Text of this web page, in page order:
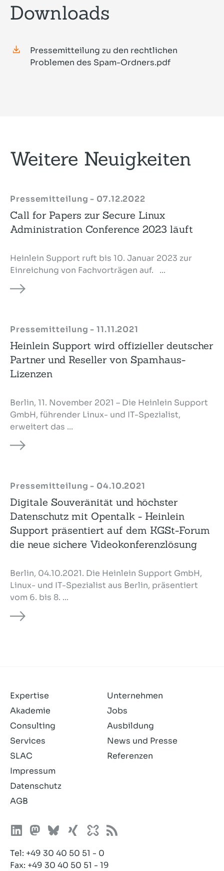
Downloads
Pressemitteilung zu den rechtlichen
Problemen des Spam-Ordners.pdf
Weitere Neuigkeiten
Pressemitteilung - 07.12.2022
Call for Papers zur Secure Linux
Administration Conference 2023 läuft
Heinlein Support ruft bis 10. Januar 2023 zur
Einreichung von Fachvorträgen auf. ...
Pressemitteilung - 11.11.2021
Heinlein Support wird offizieller deutscher
Partner und Reseller von Spamhaus-
Lizenzen
Berlin, 11. November 2021 – Die Heinlein Support
GmbH, führender Linux- und IT-Spezialist,
erweitert das ...
Pressemitteilung - 04.10.2021
Digitale Souveränität und höchster
Datenschutz mit Opentalk - Heinlein
Support präsentiert auf dem KGSt-Forum
die neue sichere Videokonferenzlösung
Berlin, 04.10.2021. Die Heinlein Support GmbH,
Linux- und IT-Spezialist aus Berlin, präsentiert
vom 6. bis 8. ...
Expertise
Akademie
Consulting
Services
SLAC
Unternehmen
Jobs
Ausbildung
News und Presse
Referenzen
Impressum
Datenschutz
AGB
Tel: +49 30 40 50 51 - 0
Fax: +49 30 40 50 51 - 19